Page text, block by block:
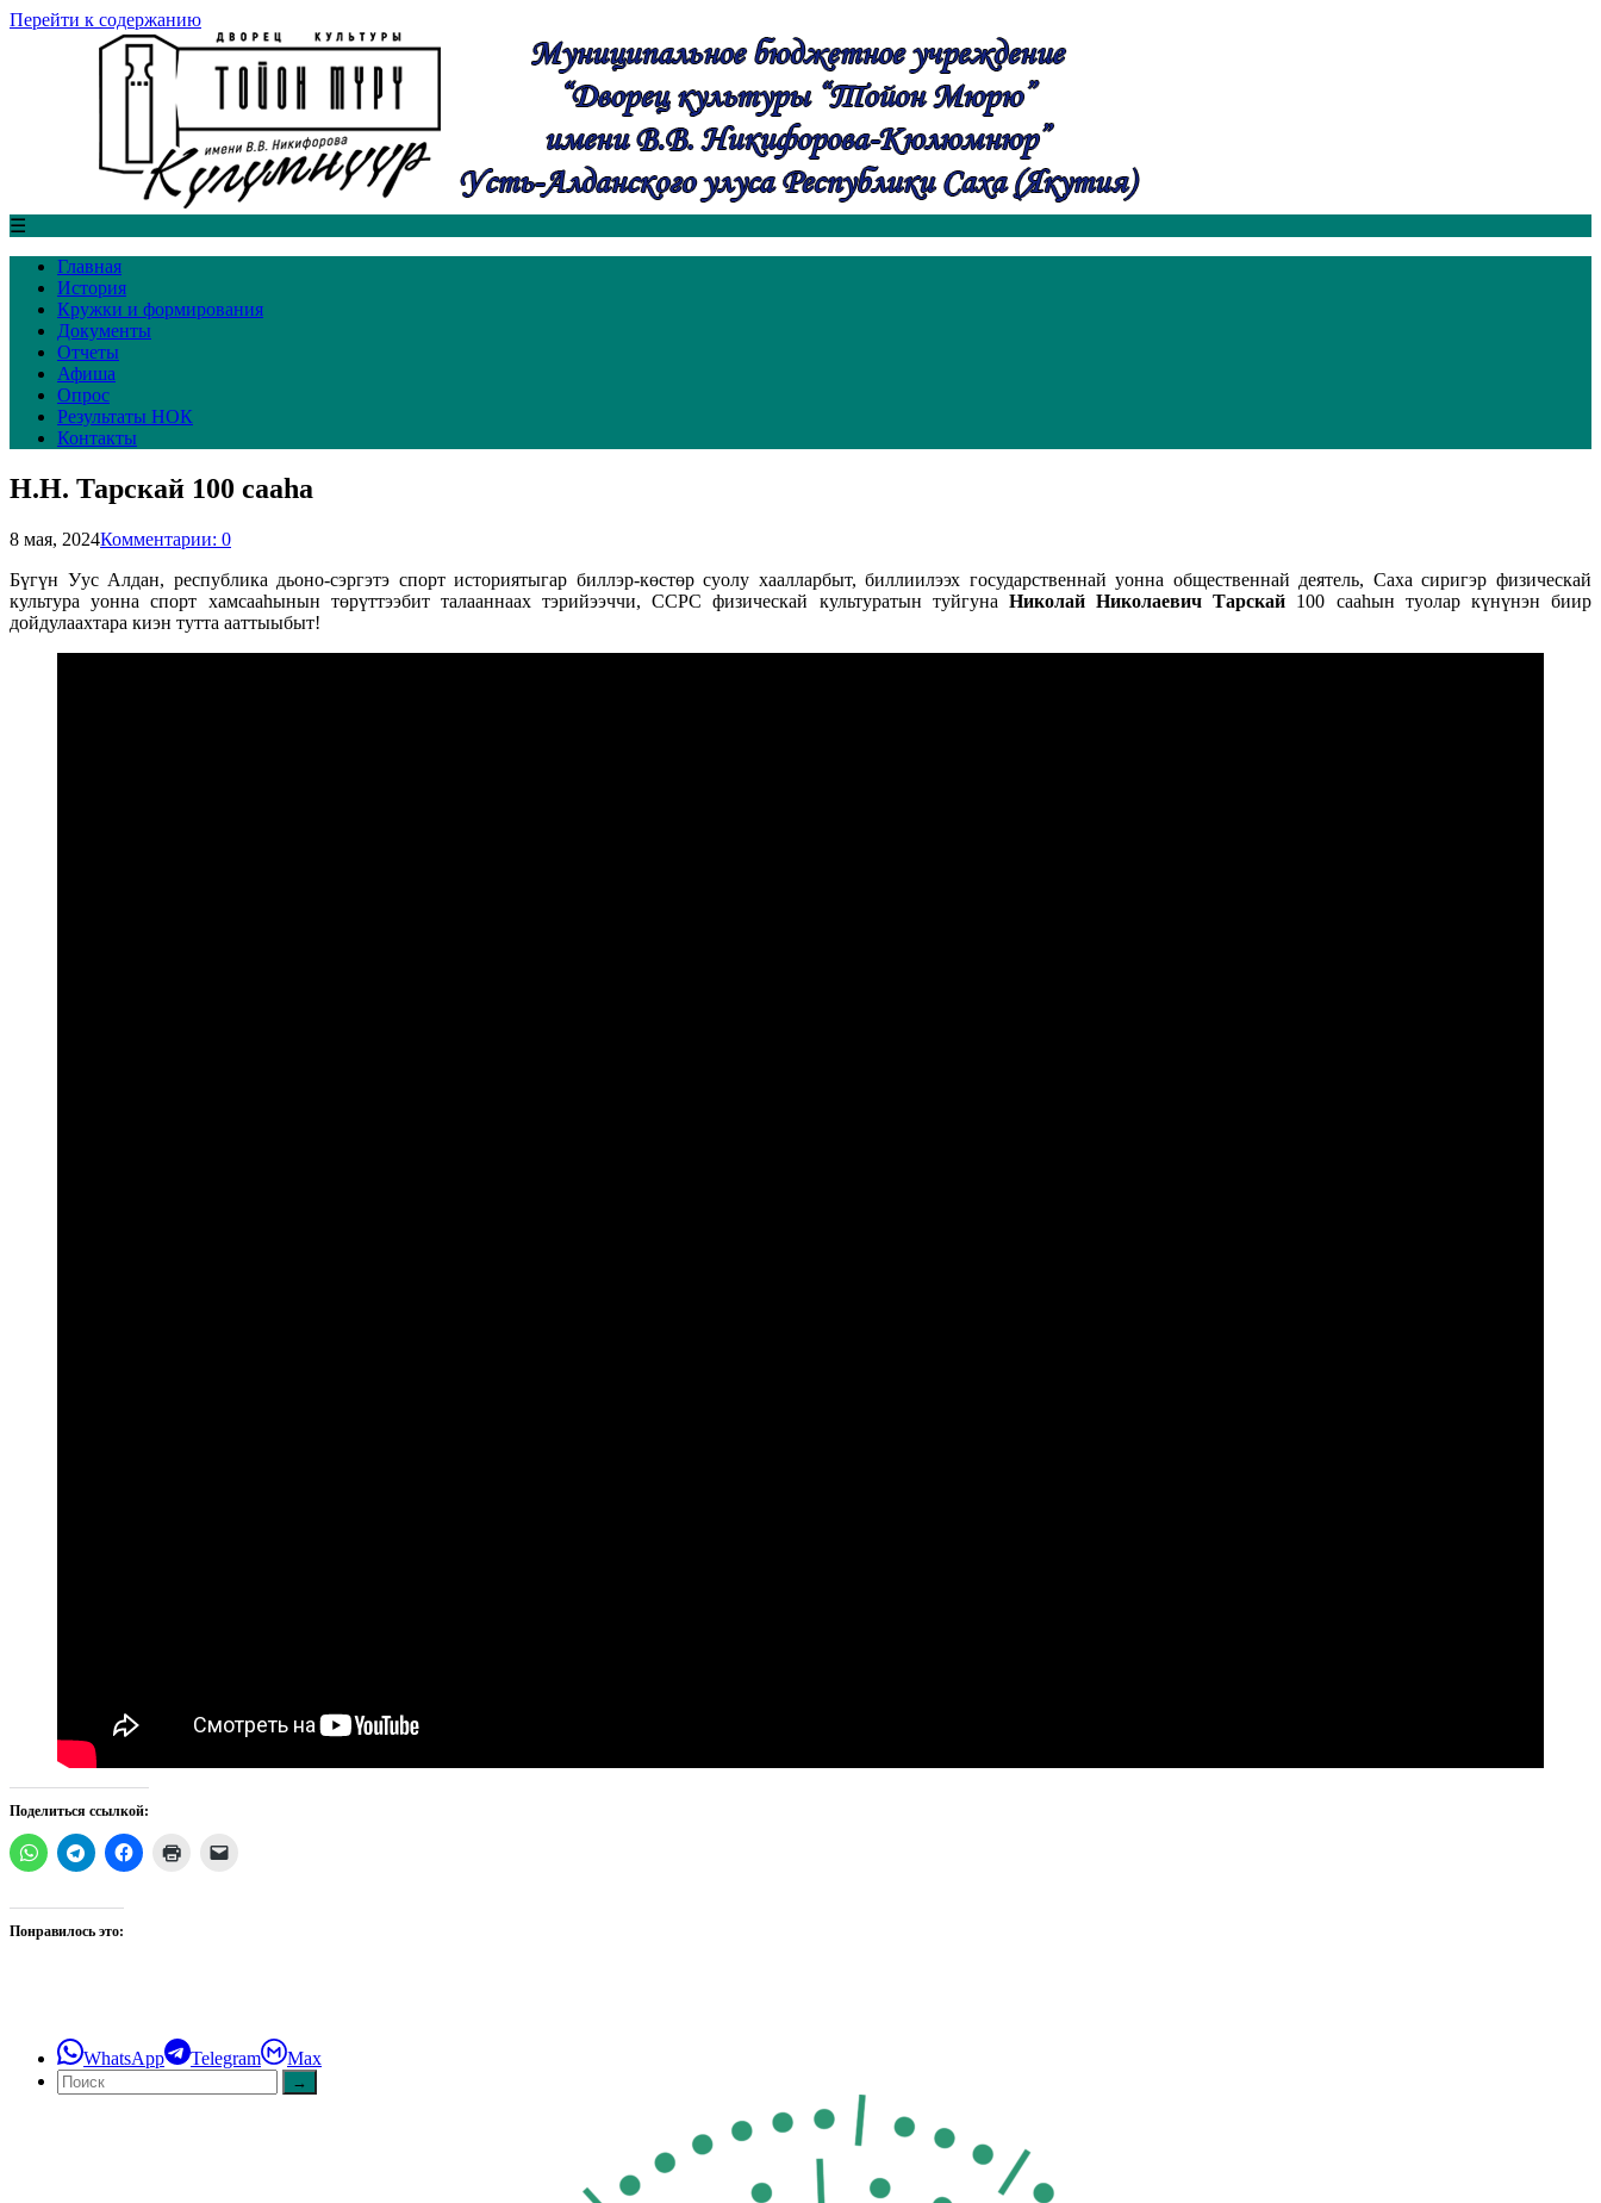
Перейти к содержанию
☰
Главная
История
Кружки и формирования
Документы
Отчеты
Афиша
Опрос
Результаты НОК
Контакты
Н.Н. Тарскай 100 сааһа
8 мая, 2024Комментарии: 0
Бүгүн Уус Алдан, республика дьоно-сэргэтэ спорт историятыгар биллэр-көстөр суолу хаалларбыт, биллиилээх государственнай уонна общественнай деятель, Саха сиригэр физическай
культура уонна спорт хамсааһынын төрүттээбит талааннаах тэрийээччи, ССРС физическай культуратын туйгуна Николай Николаевич Тарскай 100 сааһын туолар күнүнэн биир
дойдулаахтара киэн тутта ааттыыбыт!
Поделиться ссылкой:
Понравилось это:
WhatsApp Telegram Max